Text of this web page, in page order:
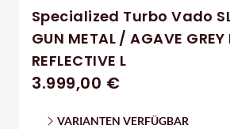
Specialized Turbo Vado
GUN METAL / AGAVE GREY
REFLECTIVE L
3.999,00 €
VARIANTEN VERFÜGBAR